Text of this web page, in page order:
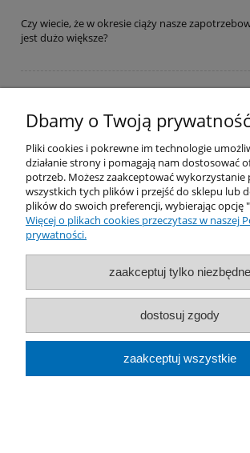
Czy wiecie, że w okresie ciąży nasze
jest dużo większe?
Moje konto
Płatności i dostawa
Informacje
O nas
pokaż pełną wersję
Sklep internetowy Shoper.pl
Dbamy o Twoją prywatność
Pliki cookies i pokrewne im technologie
działanie strony i pomagają nam dostosować
potrzeb. Możesz zaakceptować wykorzystanie
wszystkich tych plików i przejść do sklepu lub
plików do swoich preferencji, wybierając opcję
Więcej o plikach cookies przeczytasz w naszej
prywatności.
zaakceptuj tylko niezbędne
dostosuj zgody
zaakceptuj wszystkie